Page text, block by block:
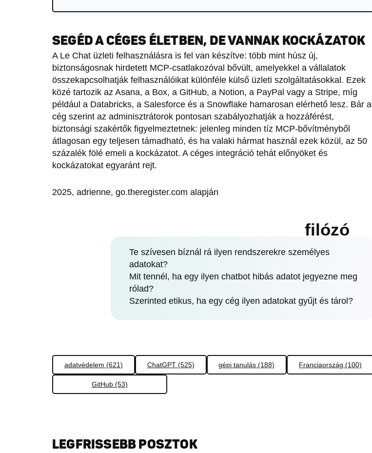
SEGÉD A CÉGES ÉLETBEN, DE VANNAK KOCKÁZATOK
A Le Chat üzleti felhasználásra is fel van készítve: több mint húsz új,
biztonságosnak hirdetett MCP-csatlakozóval bővült, amelyekkel a vállalatok
összekapcsolhatják felhasználóikat különféle külső üzleti szolgáltatásokkal. Ezek
közé tartozik az Asana, a Box, a GitHub, a Notion, a PayPal vagy a Stripe, míg
például a Databricks, a Salesforce és a Snowflake hamarosan elérhető lesz. Bár a
cég szerint az adminisztrátorok pontosan szabályozhatják a hozzáférést,
biztonsági szakértők figyelmeztetnek: jelenleg minden tíz MCP-bővítményből
átlagosan egy teljesen támadható, és ha valaki hármat használ ezek közül, az 50
százalék fölé emeli a kockázatot. A céges integráció tehát előnyöket és
kockázatokat egyaránt rejt.
2025, adrienne, go.theregister.com alapján
filózó
Te szívesen bíznál rá ilyen rendszerekre személyes
adatokat?
Mit tennél, ha egy ilyen chatbot hibás adatot jegyezne meg
rólad?
Szerinted etikus, ha egy cég ilyen adatokat gyűjt és tárol?
adatvédelem (621) ChatGPT (525) gépi tanulás (188) Franciaország (100)
GitHub (53)
LEGFRISSEBB POSZTOK